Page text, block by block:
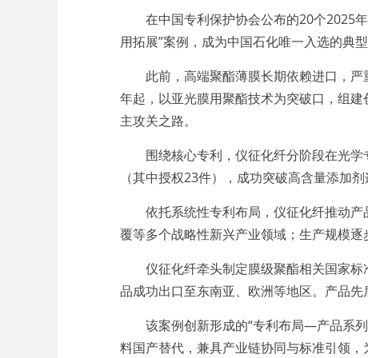
在中国专利保护协会公布的20个2025年
用拓展”案例，成为中国石化唯一入选的典
此前，高端聚酯薄膜长期依赖进口，严
年起，以亚光膜用聚酯技术为突破口，组
主攻关之路。
围绕核心专利，仪征化纤分阶段在光学
（其中授权23件），成功突破高含量添加
依托系统性专利布局，仪征化纤推动产
覆等多个战略性新兴产业领域；生产规模
仪征化纤牵头制定膜级聚酯相关国家标
品成功出口至东南亚、欧洲等地区。产品先
该案例创新形成的“专利布局—产品系列
料国产替代，兼具产业链协同与标准引领